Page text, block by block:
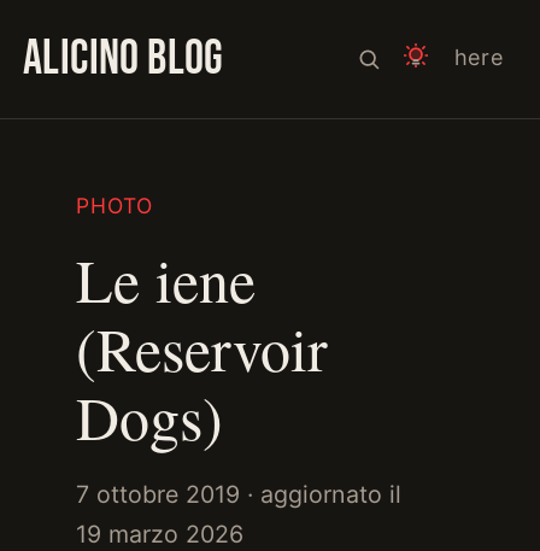
ALICINO BLOG here
PHOTO
Le iene
(Reservoir
Dogs)
7 ottobre 2019 · aggiornato il
19 marzo 2026